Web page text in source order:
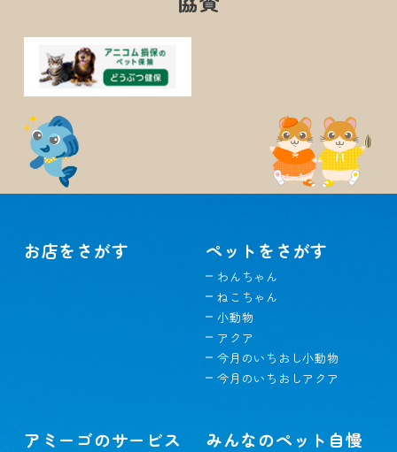
お店をさがす ペットをさがす
わんちゃん
ねこちゃん
小動物
アクア
今月のいちおし小動物
今月のいちおしアクア
アミーゴのサービス みんなのペット自慢